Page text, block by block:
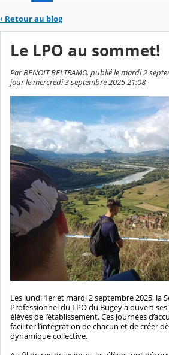
‹ Retour au blog
Le LPO au sommet!
Par BENOIT BELTRAMO, publié le mardi 2
jour le mercredi 3 septembre 2025 21:08
Les lundi 1er et mardi 2 septembre 2025, la
Professionnel du LPO du Bugey a ouvert
élèves de l’établissement. Ces journées
faciliter l’intégration de chacun et de créer
dynamique collective.